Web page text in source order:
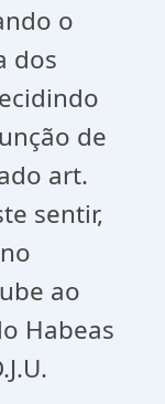
o
dos
de
art.
sentir,
ao
Habeas